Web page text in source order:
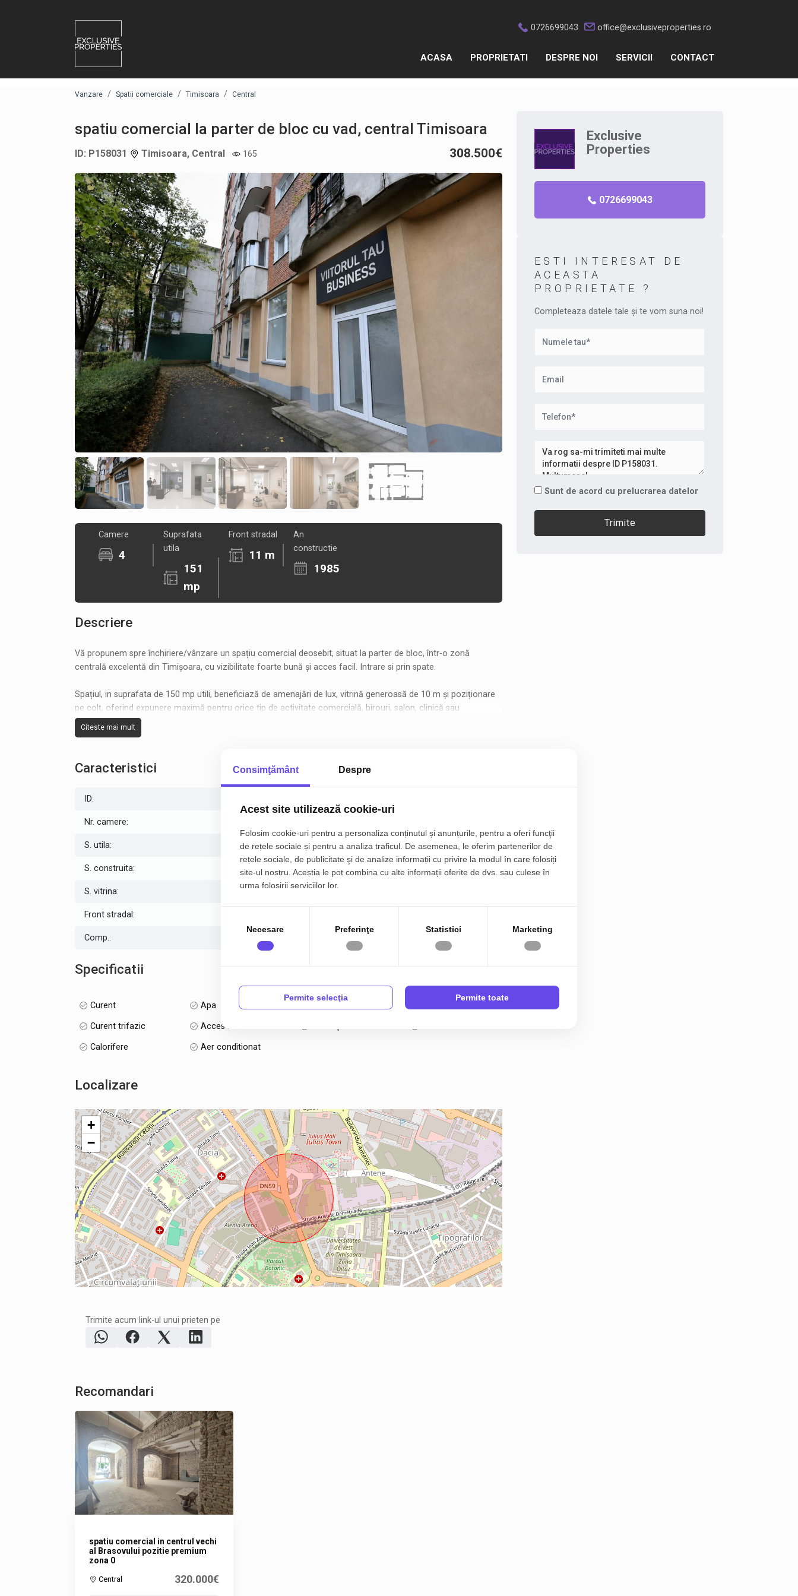
0726699043 office@exclusiveproperties.ro
ACASA PROPRIETATI DESPRE NOI SERVICII CONTACT
Vanzare Spatii comerciale Timisoara Central
spatiu comercial la parter de bloc cu vad, central Timisoara
ID: P158031 Timisoara, Central 165 308.500€
Camere
4
Suprafata
utila
151
mp
Front stradal
11 m
An
constructie
1985
Descriere
Vă propunem spre închiriere/vânzare un spațiu comercial deosebit, situat la parter de bloc, într-o zonă
centrală excelentă din Timișoara, cu vizibilitate foarte bună și acces facil. Intrare si prin spate.
Spațiul, in suprafata de 150 mp utili, beneficiază de amenajări de lux, vitrină generoasă de 10 m și poziționare
pe colț, oferind expunere maximă pentru orice tip de activitate comercială, birouri, salon, clinică sau
showroom.
Vitrină stradală 10 m
Toate utilitățile - Centrală termică proprie - Aer condiționat - Curent trifazic
Finisaje moderne și elegante
Ideal pentru afaceri care își doresc imagine, trafic și poziționare excelentă în oraș.
Pentru mai multe detalii și vizionare, vă stăm cu drag la dispoziție!
Citeste mai mult
Caracteristici
ID:
Nr. camere:
S. utila: 151.00 mp
S. construita: 180.00 mp
S. vitrina: 11.00 m
Front stradal:
Comp.:
An renovare: 2025
Structura rezistenta: Beton
Tip imobil:
Specificatii
Curent Apa Canalizare
Curent trifazic Acces internet
Calorifere Aer conditionat
Localizare
+
−
Exclusive
Properties
0726699043
ESTI INTERESAT DE
ACEASTA
PROPRIETATE ?
Completeaza datele tale și te vom suna noi!
Sunt de acord cu prelucrarea datelor
Trimite acum link-ul unui prieten pe
Recomandari
spatiu comercial in centrul vechi
al Brasovului pozitie premium
zona 0
Central 320.000€
Consimţământ Despre
Acest site utilizează cookie-uri
Folosim cookie-uri pentru a personaliza conținutul și anunțurile, pentru a oferi funcţii
de rețele sociale și pentru a analiza traficul. De asemenea, le oferim partenerilor de
rețele sociale, de publicitate şi de analize informații cu privire la modul în care folosiți
site-ul nostru. Aceștia le pot combina cu alte informații oferite de dvs. sau culese în
urma folosirii serviciilor lor.
Necesare Preferinţe Statistici Marketing
Permite selecţia Permite toate